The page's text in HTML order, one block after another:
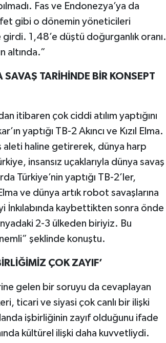
Fas ve Endonezya’ya da
gibi o dönemin yöneticileri
1,48’e düştü doğurganlık oranı.
altında.”
TARİHİNDE BİR KONSEPT
itibaren çok ciddi atılım yaptığını
yaptığı TB-2 Akıncı ve Kızıl Elma.
haline getirerek, dünya harp
insansız uçaklarıyla dünya savaş
Türkiye’nin yaptığı TB-2’ler,
ve dünya artık robot savaşlarına
İnkılabında kaybettikten sonra önde
2-3 ülkeden biriyiz. Bu
şeklinde konuştu.
ÇOK ZAYIF’
gelen bir soruyu da cevaplayan
ticari ve siyasi çok canlı bir ilişki
işbirliğinin zayıf olduğunu ifade
kültürel ilişki daha kuvvetliydi.